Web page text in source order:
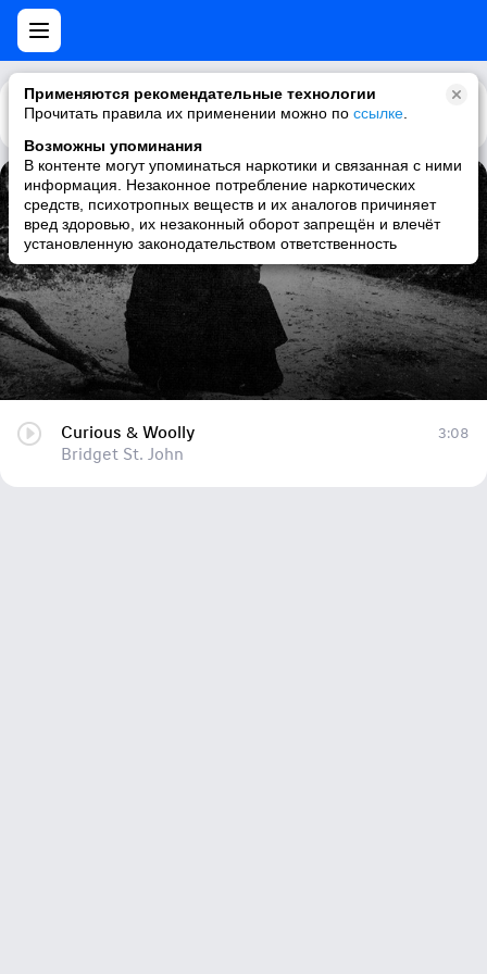
Применяются рекомендательные технологии
Прочитать правила их применении можно по ссылке
Возможны упоминания
В контенте могут упоминаться наркотики и связанная с ними
информация. Незаконное потребление наркотических
средств, психотропных веществ и их аналогов причиняет
вред здоровью, их незаконный оборот запрещён и влечёт
установленную законодательством ответственность
Каталог Рекомендации
Curious & Woolly
Bridget St. John
Curious & Woolly
Bridget St. John
3:08